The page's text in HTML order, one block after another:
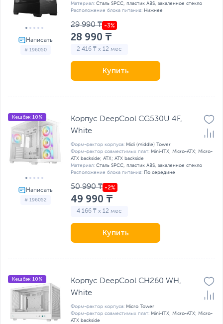
# 196050
Материал: Сталь SPCC, пластик ABS, закаленное стекло
Расположение блока питания: Нижнее
29 990 ₸
28 990 ₸
2 416 ₸ x 12 мес
Купить
# 196052
Кешбэк 10%
Корпус DeepCool CG530U 4F,
White
Форм-фактор корпуса: Midi (middle) Tower
Форм-фактор совместимых плат: Mini-ITX; Micro-ATX; Micro-
ATX backside; ATX; ATX backside
Материал: Сталь SPCC, пластик ABS, закаленное стекло
Расположение блока питания: По середине
50 990 ₸
49 990 ₸
4 166 ₸ x 12 мес
Купить
Кешбэк 10%
Корпус DeepCool CH260 WH,
White
Форм-фактор корпуса: Micro Tower
Форм-фактор совместимых плат: Mini-ITX; Micro-ATX; Micro-
ATX backside